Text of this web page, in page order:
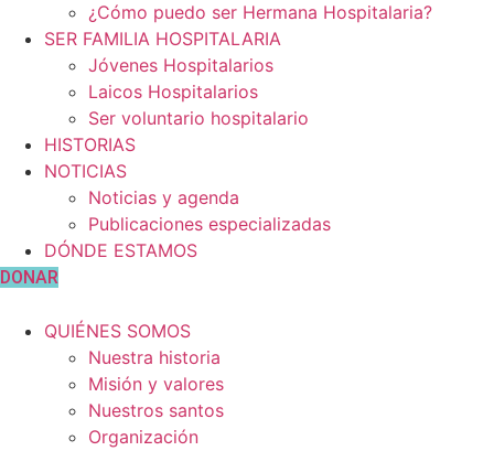
¿Cómo puedo ser Hermana Hospitalaria?
SER FAMILIA HOSPITALARIA
Jóvenes Hospitalarios
Laicos Hospitalarios
Ser voluntario hospitalario
HISTORIAS
NOTICIAS
Noticias y agenda
Publicaciones especializadas
DÓNDE ESTAMOS
DONAR
QUIÉNES SOMOS
Nuestra historia
Misión y valores
Nuestros santos
Organización